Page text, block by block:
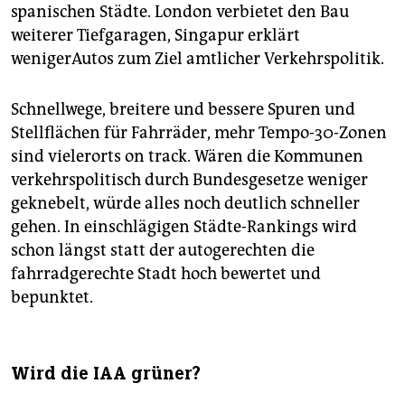
spanischen Städte. London verbietet den Bau
weiterer Tiefgaragen, Singapur erklärt
wenigerAutos zum Ziel amtlicher Verkehrspolitik.
Schnellwege, breitere und bessere Spuren und
Stellflächen für Fahrräder, mehr Tempo-30-Zonen
sind vielerorts on track. Wären die Kommunen
verkehrspolitisch durch Bundesgesetze weniger
geknebelt, würde alles noch deutlich schneller
gehen. In einschlägigen Städte-Rankings wird
schon längst statt der autogerechten die
fahrradgerechte Stadt hoch bewertet und
bepunktet.
Wird die IAA grüner?